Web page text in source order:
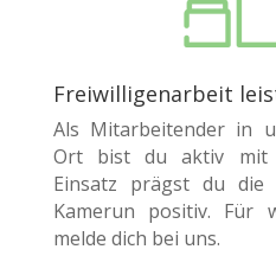
Freiwilligenarbeit
Als Mitarbeitender in
Ort bist du aktiv mit
Einsatz prägst du
Kamerun positiv. Für
melde dich bei uns.